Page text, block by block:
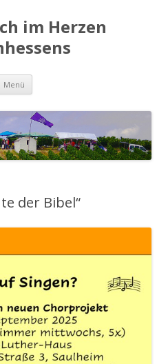
im Herzen
Menü Zum
springen
der Bibel“